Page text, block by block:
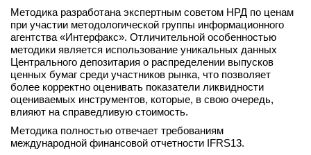
Новости
Интервью
вконтакте
телеграм
Стать автором
Методика разработана экспертным советом НРД по ценам
при участии методологической группы информационного
агентства «Интерфакс». Отличительной особенностью
методики является использование уникальных данных
Центрального депозитария о распределении выпусков
ценных бумаг среди участников рынка, что позволяет
более корректно оценивать показатели ликвидности
оцениваемых инструментов, которые, в свою очередь,
влияют на справедливую стоимость.
Методика полностью отвечает требованиям
международной финансовой отчетности IFRS13.